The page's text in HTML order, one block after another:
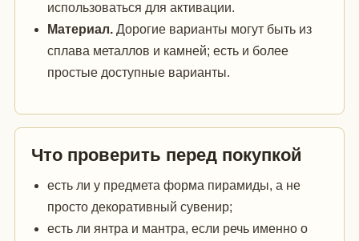
использоваться для активации.
Материал. Дорогие варианты могут быть из
сплава металлов и камней; есть и более
простые доступные варианты.
Что проверить перед покупкой
есть ли у предмета форма пирамиды, а не
просто декоративный сувенир;
есть ли янтра и мантра, если речь именно о